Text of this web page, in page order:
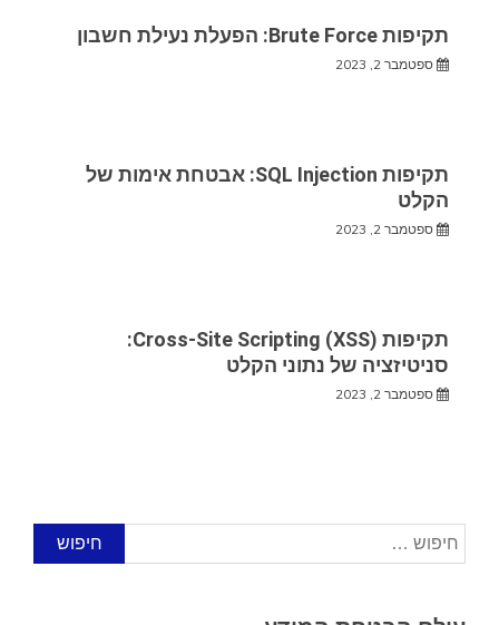
תקיפות Brute Force: הפעלת נעילת חשבון
ספטמבר 2, 2023
תקיפות SQL Injection: אבטחת אימות של
הקלט
ספטמבר 2, 2023
תקיפות Cross-Site Scripting (XSS):
סניטיזציה של נתוני הקלט
ספטמבר 2, 2023
חיפוש: